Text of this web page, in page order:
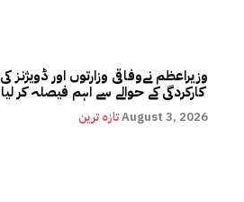
وزیراعظم نےوفاقی وزارتوں اور ڈویژنز کی
کارکردگی کے حوالے سے اہم فیصلہ کر لیا
تازہ ترینAugust 3, 2026